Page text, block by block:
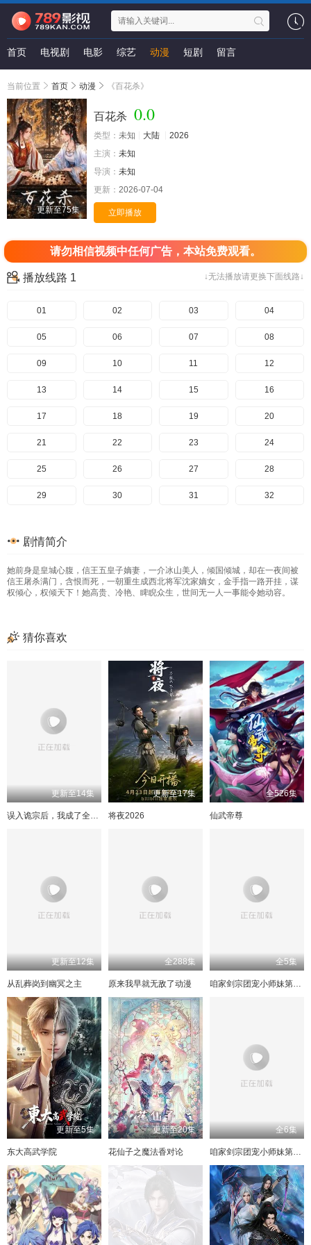
首页 电视剧 电影 综艺 动漫 短剧 留言
当前位置 首页 动漫 《百花杀》
更新至75集
百花杀 0.0
类型： 未知 大陆
2026
主演： 未知
导演： 未知
更新： 2026-07-04
立即播放
请勿相信视频中任何广告，本站免费观看。
↓无法播放请更换下面线路↓
播放线路 1
01 02 03 04
05 06 07 08
09 10 11 12
13 14 15 16
17 18 19 20
21 22 23 24
25 26 27 28
29 30 31 32
37
41 42 43 44
59 60
62 64
65 66 67 68
70 71 72
73 75
剧情简介
她前身是皇城心腹，信王五皇子嫡妻，一介冰山美人，倾国倾城，却在一夜间被
信王屠杀满门，含恨而死，一朝重生成西北将军沈家嫡女，金手指一路开挂，谋
权倾心，权倾天下！她高贵、冷艳、睥睨众生，世间无一人一事能令她动容。
猜你喜欢
更新至14集
误入诡宗后，我成了全宗团宠
更新至17集
将夜2026
全526集
仙武帝尊
更新至12集
从乱葬岗到幽冥之主
全288集
原来我早就无敌了动漫
全5集
咱家剑宗团宠小师妹第二季
更新至5集
东大高武学院
更新至20集
花仙子之魔法香对论
全6集
咱家剑宗团宠小师妹第一季